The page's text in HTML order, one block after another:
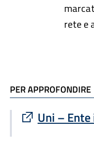
rete e
TI POTREBBE
PER APPROFONDIRE
Uni –